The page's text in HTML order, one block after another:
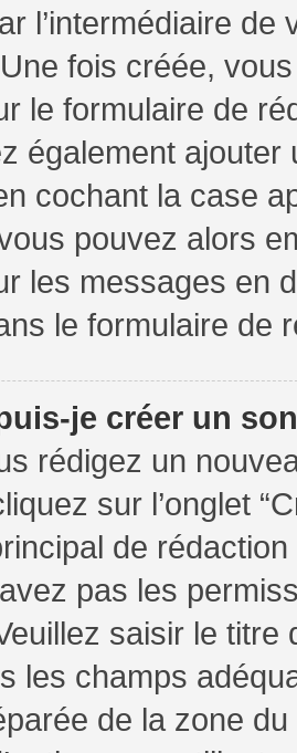
l’intermédiaire
Une fois créée,
le formulaire de
également
cochant la case
pouvez alors
les messages en
le formulaire de
je créer un
rédigez un
sur l’onglet
de
pas les
saisir le
les champs
de la zone